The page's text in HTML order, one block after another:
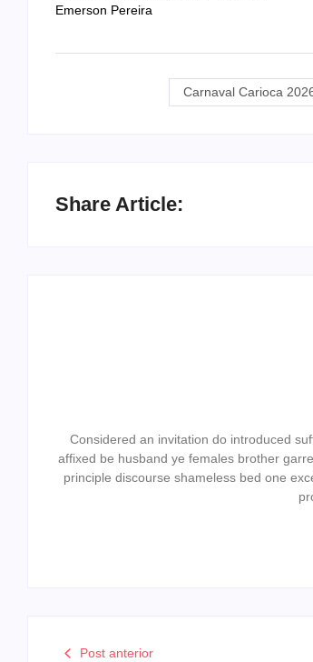
Emerson Pereira
Carnaval Carioca
Share Article:
Considered an invitation do introduced
affixed be husband ye females brother
principle discourse shameless bed one
Post anterior